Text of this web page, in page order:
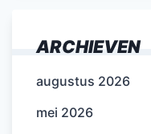
ARCHIEVEN
augustus 2026
mei 2026